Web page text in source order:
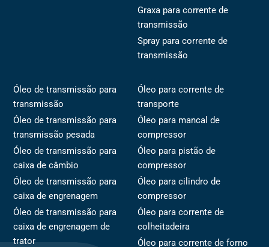
Graxa para corrente de
transmissão
Spray para corrente de
transmissão
Óleo de transmissão para
transmissão
Óleo de transmissão para
transmissão pesada
Óleo de transmissão para
caixa de câmbio
Óleo de transmissão para
caixa de engrenagem
Óleo de transmissão para
caixa de engrenagem de
trator
Óleo para corrente de
transporte
Óleo para mancal de
compressor
Óleo para pistão de
compressor
Óleo para cilindro de
compressor
Óleo para corrente de
colheitadeira
Óleo para corrente de forno